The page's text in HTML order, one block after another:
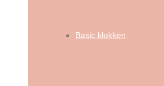
Basic klokken